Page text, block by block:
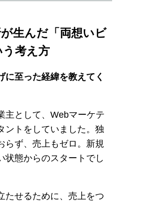
生んだ「両想いビ
考え方
至った経緯を教えてく
主として、Webマーケテ
ントをしていました。独
らず、売上もゼロ。新規
状態からのスタートでし
たせるために、売上をつ